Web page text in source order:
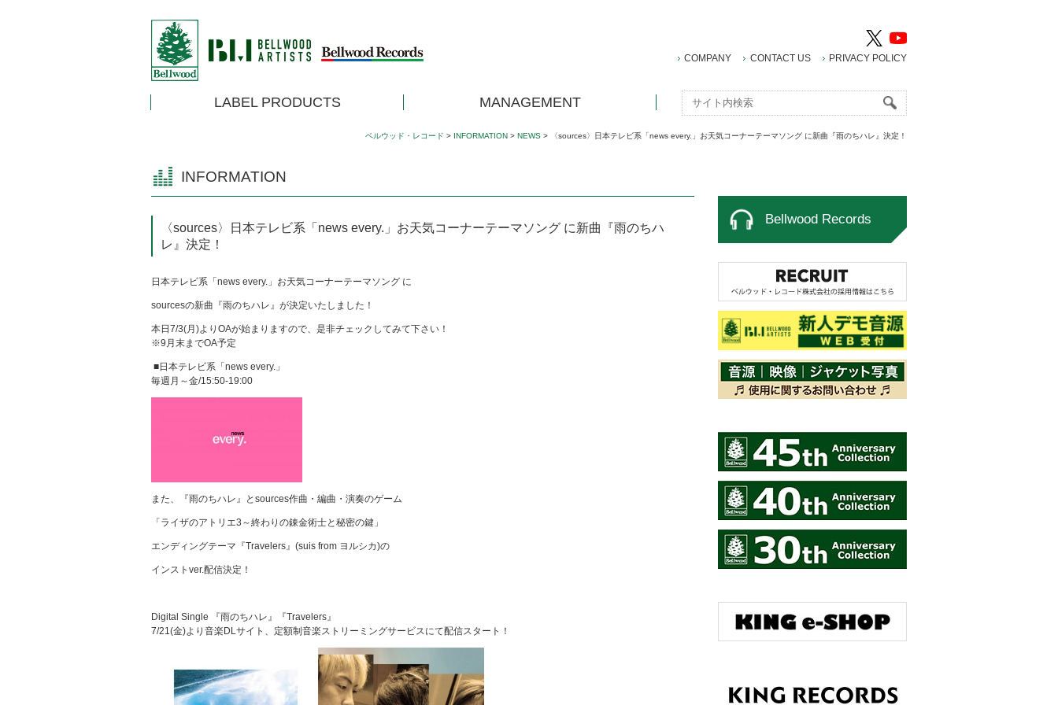
COMPANY CONTACT US PRIVACY POLICY
LABEL PRODUCTS MANAGEMENT
ベルウッド・レコード > INFORMATION > NEWS > 〈sources〉日本テレビ系「news every.」お天気コーナーテーマソング に新曲『雨のちハレ』決定！
INFORMATION
〈sources〉日本テレビ系「news every.」お天気コーナーテーマソング に新曲『雨のちハ
レ』決定！
日本テレビ系「news every.」お天気コーナーテーマソング に
sourcesの新曲『雨のちハレ』が決定いたしました！
本日7/3(月)よりOAが始まりますので、是非チェックしてみて下さい！
※9月末までOA予定
■日本テレビ系「news every.」
毎週月～金/15:50-19:00
また、『雨のちハレ』とsources作曲・編曲・演奏のゲーム
「ライザのアトリエ3～終わりの錬金術士と秘密の鍵」
エンディングテーマ『Travelers』(suis from ヨルシカ)の
インストver.配信決定！
Digital Single 『雨のちハレ』『Travelers』
7/21(金)より音楽DLサイト、定額制音楽ストリーミングサービスにて配信スタート！
Bellwood Records